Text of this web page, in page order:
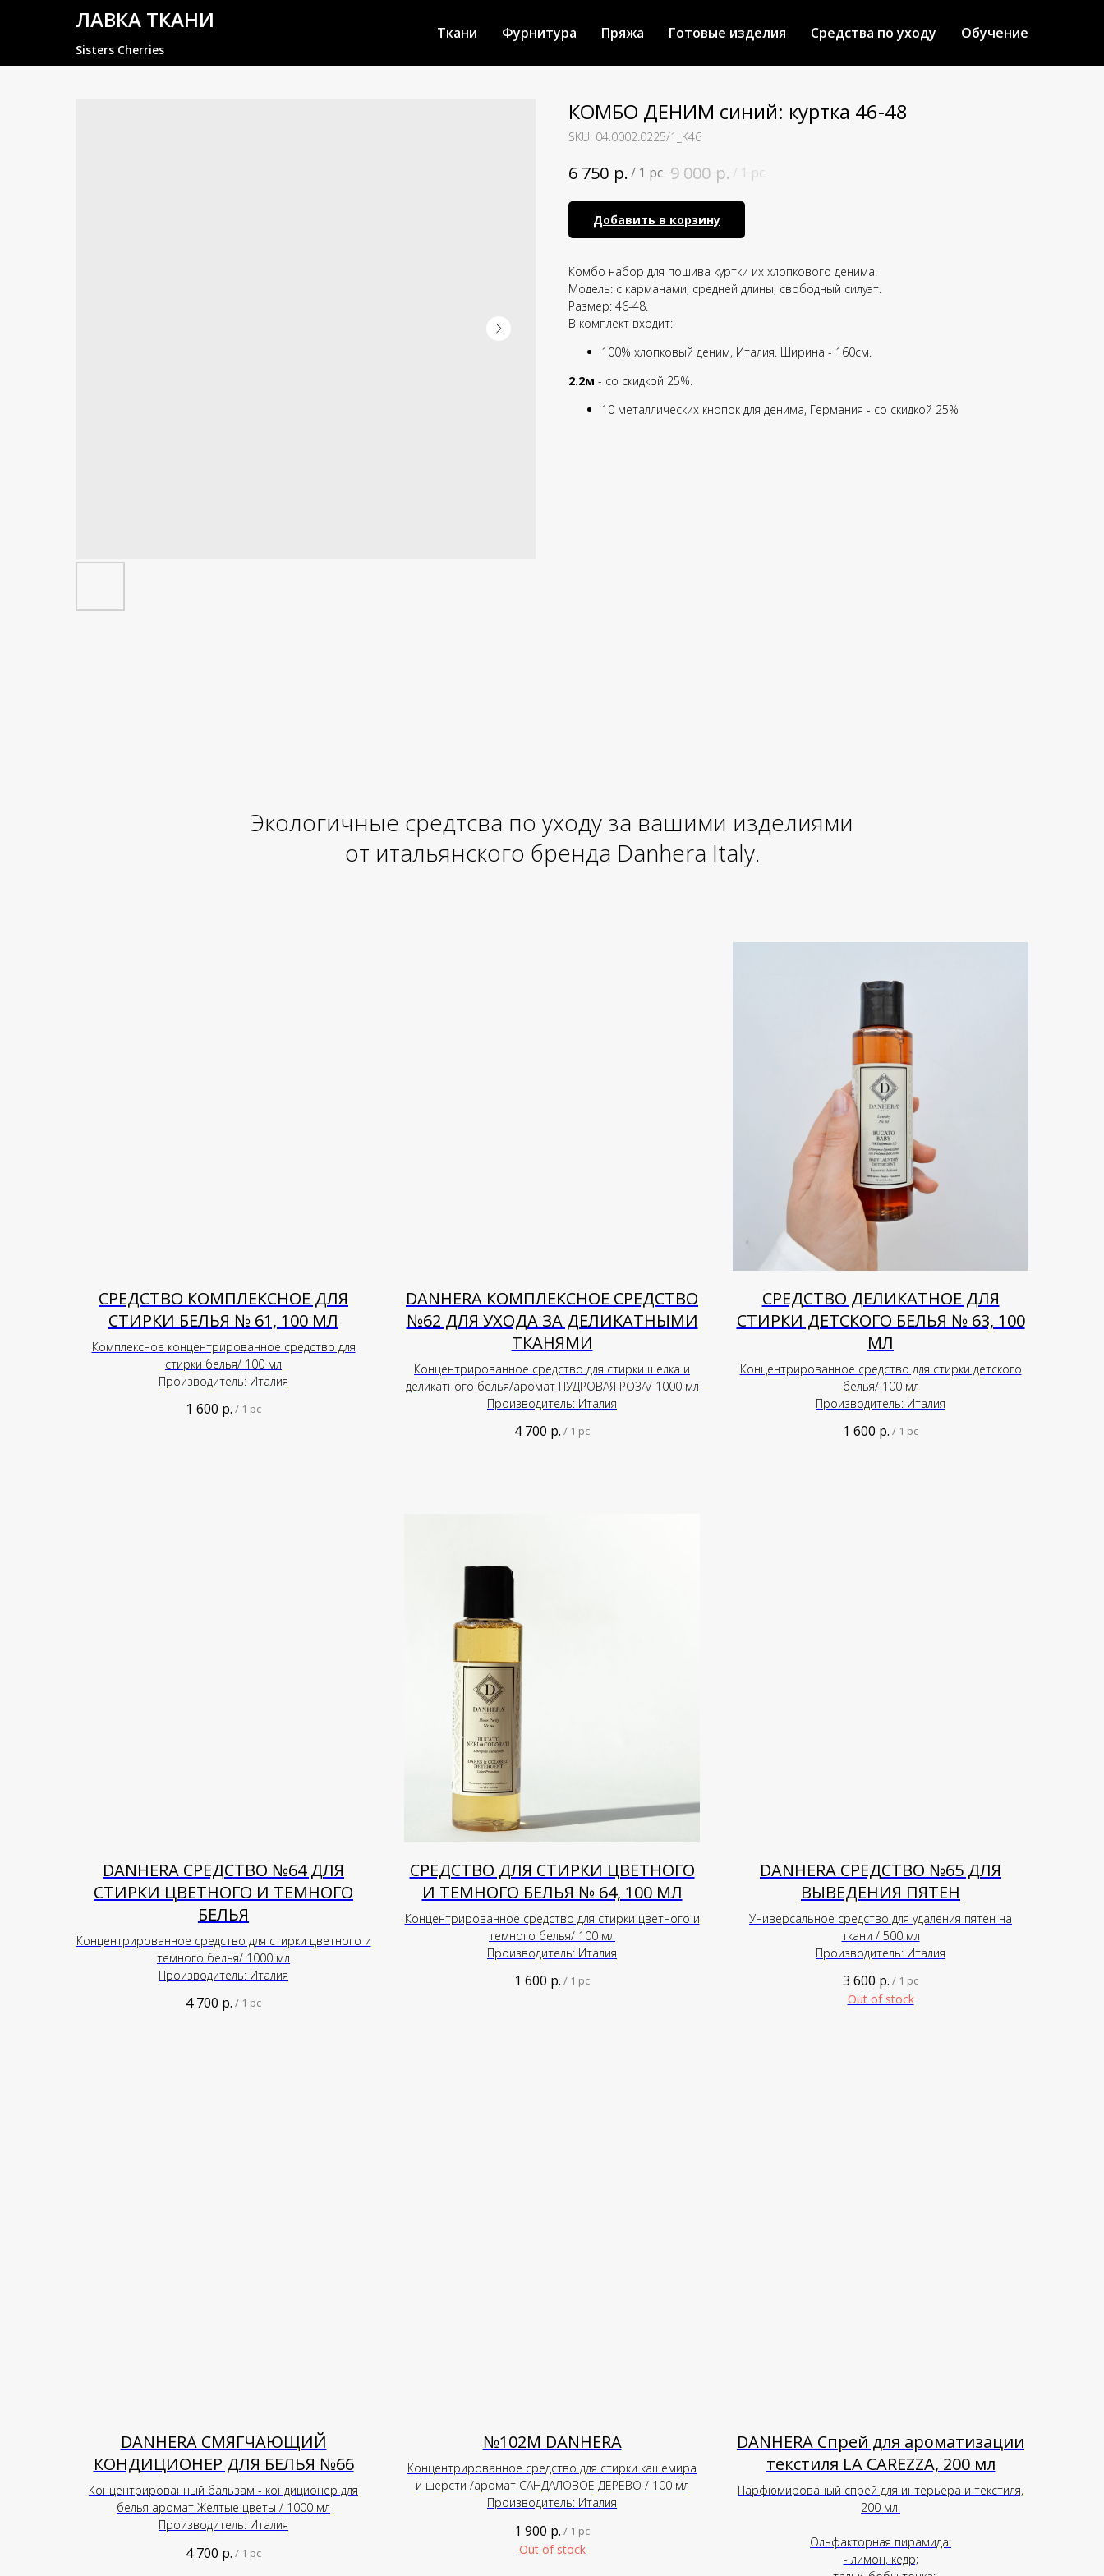
ЛАВКА ТКАНИ
Sisters Cherries
Ткани Фурнитура Пряжа Готовые изделия Средства по уходу Обучение
КОМБО ДЕНИМ синий: куртка 46-48
SKU: 04.0002.0225/1_K46
6 750 р./ 1 pc 9 000 р./1 pc
Добавить в корзину
Комбо набор для пошива куртки их хлопкового денима.
Модель: с карманами, средней длины, свободный силуэт.
Размер: 46-48.
В комплект входит:
100% хлопковый деним, Италия. Ширина - 160см.
2.2м - со скидкой 25%.
10 металлических кнопок для денима, Германия - со скидкой 25%
Экологичные средтсва по уходу за вашими изделиями
от итальянского бренда Danhera Italy.
СРЕДСТВО КОМПЛЕКСНОЕ ДЛЯ
СТИРКИ БЕЛЬЯ № 61, 100 МЛ
Комплексное концентрированное средство для
стирки белья/ 100 мл
Производитель: Италия
1 600 р. / 1 pc
DANHERA КОМПЛЕКСНОЕ СРЕДСТВО
№62 ДЛЯ УХОДА ЗА ДЕЛИКАТНЫМИ
ТКАНЯМИ
Концентрированное средство для стирки шелка и
деликатного белья/аромат ПУДРОВАЯ РОЗА/ 1000 мл
Производитель: Италия
4 700 р. / 1 pc
СРЕДСТВО ДЕЛИКАТНОЕ ДЛЯ
СТИРКИ ДЕТСКОГО БЕЛЬЯ № 63, 100
МЛ
Концентрированное средство для стирки детского
белья/ 100 мл
Производитель: Италия
1 600 р. / 1 pc
DANHERA СРЕДСТВО №64 ДЛЯ
СТИРКИ ЦВЕТНОГО И ТЕМНОГО
БЕЛЬЯ
Концентрированное средство для стирки цветного и
темного белья/ 1000 мл
Производитель: Италия
4 700 р. / 1 pc
СРЕДСТВО ДЛЯ СТИРКИ ЦВЕТНОГО
И ТЕМНОГО БЕЛЬЯ № 64, 100 МЛ
Концентрированное средство для стирки цветного и
темного белья/ 100 мл
Производитель: Италия
1 600 р. / 1 pc
DANHERA СРЕДСТВО №65 ДЛЯ
ВЫВЕДЕНИЯ ПЯТЕН
Универсальное средство для удаления пятен на
ткани / 500 мл
Производитель: Италия
3 600 р. / 1 pc
Out of stock
DANHERA СМЯГЧАЮЩИЙ
КОНДИЦИОНЕР ДЛЯ БЕЛЬЯ №66
Концентрированный бальзам - кондиционер для
белья аромат Желтые цветы / 1000 мл
Производитель: Италия
4 700 р. / 1 pc
№102М DANHERA
Концентрированное средство для стирки кашемира
и шерсти /аромат САНДАЛОВОЕ ДЕРЕВО / 100 мл
Производитель: Италия
1 900 р. / 1 pc
Out of stock
DANHERA Спрей для ароматизации
текстиля LA CAREZZA, 200 мл
Парфюмированый спрей для интерьера и текстиля,
200 мл.
Ольфакторная пирамида:
- лимон, кедр;